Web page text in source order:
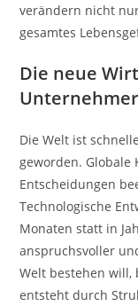
verändern nicht
gesamtes
Die neue
Unternehmer
Die Welt ist
geworden. Globale
Entscheidungen
Technologische
Monaten statt in
anspruchsvoller
Welt bestehen will,
entsteht durch